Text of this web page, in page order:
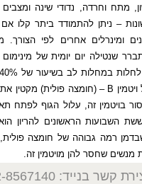
מתח וחרדה, נדודי שינה ומצבים
– ניתן להתמודד ביתר קלו אם
ומינרלים אחרים לפי הצורך.
שנטילה יום יומית של מינימום 100
B – (חומצה פולית) מקטין
בויטמין זה, עלול הגוף לפתח
רמה גבוהה של חומצה
מנשים שחסר להן מויטמין זה.
בנייד: 052-8567140